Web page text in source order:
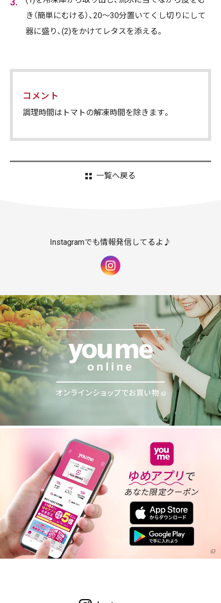
き（簡単にむける）、20～30分置いてくし切りにして
器に盛り、(2)をかけてレタスを添える。
コメント
調理時間はトマトの解凍時間を除きます。
一覧へ戻る
Instagramでも情報発信してるよ♪